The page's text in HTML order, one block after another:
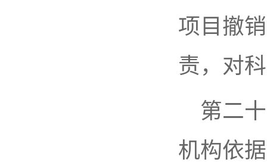
项目撤
责，对
第二
机构依